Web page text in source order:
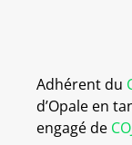
Adhérent du
d’Opale en
engagé de